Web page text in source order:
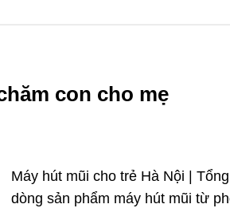
con cho mẹ
Máy hút mũi cho trẻ Hà Nội |
dòng sản phẩm máy hút mũi từ